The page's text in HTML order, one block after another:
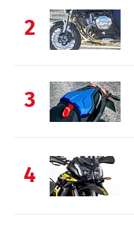
2
3
4